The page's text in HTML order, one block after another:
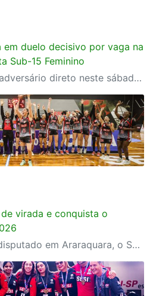
em duelo decisivo por vaga na
Sub-15 Feminino
Equipe sesiana encara adversário direto neste sábado (1º), em Rio Claro, pela penúltima rodada da fase de grupos
virada e conquista o
Em jogo emocionante disputado em Araraquara, o SESI Araraquara Basquete superou um déficit de quase 20 pontos, contou com o apoio massivo da torcida e derrotou o Cerrado BRB por 77 a 71, conquistando o terceiro lugar da LBF Loterias Caixa 2026